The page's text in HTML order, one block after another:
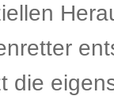
die